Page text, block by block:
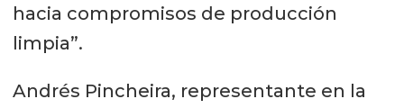
hacia compromisos de producción
limpia”.
Andrés Pincheira, representante en la